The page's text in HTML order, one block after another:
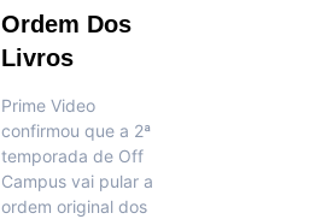
Ordem Dos
Livros
Prime Video
confirmou que a 2ª
temporada de Off
Campus vai pular a
ordem original dos